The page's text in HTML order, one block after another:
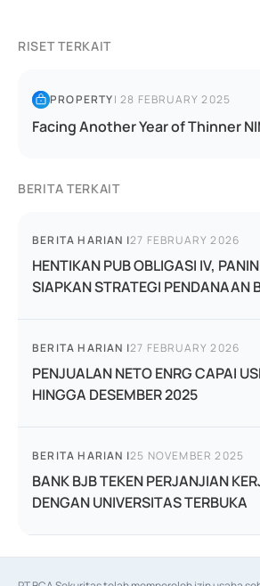
RISET TERKAIT
PROPERTY|28 FEBRUARY 2025
Facing Another Year of Thinner
BERITA TERKAIT
BERITA HARIAN |27 FEBRUARY 2026
HENTIKAN PUB OBLIGASI IV,
SIAPKAN STRATEGI PENDANAAN
BERITA HARIAN |27 FEBRUARY 2026
PENJUALAN NETO ENRG CAPAI
HINGGA DESEMBER 2025
BERITA HARIAN |25 NOVEMBER 2025
BANK BJB TEKEN PERJANJIAN
DENGAN UNIVERSITAS TERBUKA